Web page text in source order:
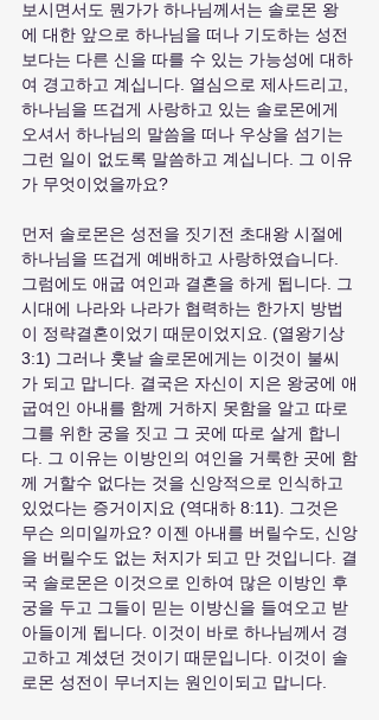
보시면서도 뭔가가 하나님께서는 솔로몬 왕
에 대한 앞으로 하나님을 떠나 기도하는 성전
보다는 다른 신을 따를 수 있는 가능성에 대하
여 경고하고 계십니다. 열심으로 제사드리고,
하나님을 뜨겁게 사랑하고 있는 솔로몬에게
오셔서 하나님의 말씀을 떠나 우상을 섬기는
그런 일이 없도록 말씀하고 계십니다. 그 이유
가 무엇이었을까요?
먼저 솔로몬은 성전을 짓기전 초대왕 시절에
하나님을 뜨겁게 예배하고 사랑하였습니다.
그럼에도 애굽 여인과 결혼을 하게 됩니다. 그
시대에 나라와 나라가 협력하는 한가지 방법
이 정략결혼이었기 때문이었지요. (열왕기상
3:1) 그러나 훗날 솔로몬에게는 이것이 불씨
가 되고 맙니다. 결국은 자신이 지은 왕궁에 애
굽여인 아내를 함께 거하지 못함을 알고 따로
그를 위한 궁을 짓고 그 곳에 따로 살게 합니
다. 그 이유는 이방인의 여인을 거룩한 곳에 함
께 거할수 없다는 것을 신앙적으로 인식하고
있었다는 증거이지요 (역대하 8:11). 그것은
무슨 의미일까요? 이젠 아내를 버릴수도, 신앙
을 버릴수도 없는 처지가 되고 만 것입니다. 결
국 솔로몬은 이것으로 인하여 많은 이방인 후
궁을 두고 그들이 믿는 이방신을 들여오고 받
아들이게 됩니다. 이것이 바로 하나님께서 경
고하고 계셨던 것이기 때문입니다. 이것이 솔
로몬 성전이 무너지는 원인이되고 맙니다.